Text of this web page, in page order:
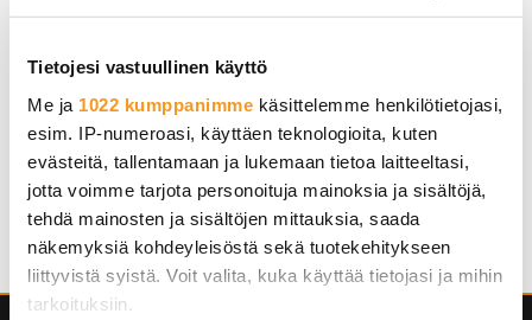
Tietojesi vastuullinen käyttö
Me ja 1022 kumppanimme käsittelemme henkilötietojasi,
esim. IP-numeroasi, käyttäen teknologioita, kuten
evästeitä, tallentamaan ja lukemaan tietoa laitteeltasi,
jotta voimme tarjota personoituja mainoksia ja sisältöjä,
tehdä mainosten ja sisältöjen mittauksia, saada
näkemyksiä kohdeyleisöstä sekä tuotekehitykseen
liittyvistä syistä. Voit valita, kuka käyttää tietojasi ja mihin
tarkoituksiin.
have been successfully transferred. If
the transfer is not successful, the
order will be cancelled and the order
will not be billed – meaning you
received a guarantee of functionality.